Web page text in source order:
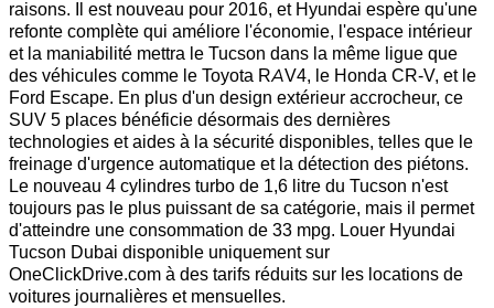
raisons. Il est nouveau pour 2016, et Hyundai espère qu'une
refonte complète qui améliore l'économie, l'espace intérieur
et la maniabilité mettra le Tucson dans la même ligue que
des véhicules comme le Toyota RAV4, le Honda CR-V, et le
Ford Escape. En plus d'un design extérieur accrocheur, ce
SUV 5 places bénéficie désormais des dernières
technologies et aides à la sécurité disponibles, telles que le
freinage d'urgence automatique et la détection des piétons.
Le nouveau 4 cylindres turbo de 1,6 litre du Tucson n'est
toujours pas le plus puissant de sa catégorie, mais il permet
d'atteindre une consommation de 33 mpg. Louer Hyundai
Tucson Dubai disponible uniquement sur
OneClickDrive.com à des tarifs réduits sur les locations de
voitures journalières et mensuelles.